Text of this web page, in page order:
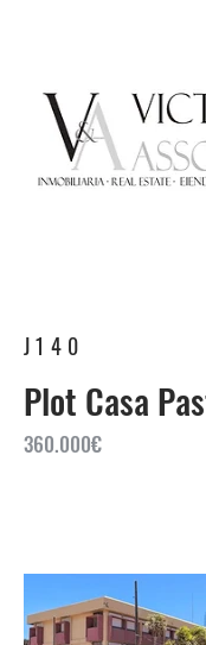
J140
Plot Casa
360.000€